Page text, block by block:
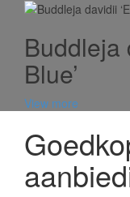
Buddleja
Blue’
View more